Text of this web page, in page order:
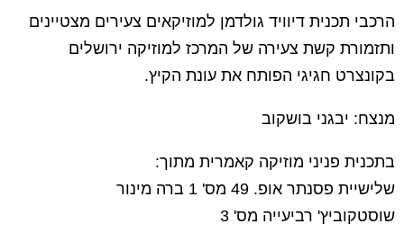
הרכבי תכנית דיוויד גולדמן למוזיקאים צעירים מצטיינים
ותזמורת קשת צעירה של המרכז למוזיקה ירושלים
בקונצרט חגיגי הפותח את עונת הקיץ.
מנצח: יבגני בושקוב
בתכנית פניני מוזיקה קאמרית מתוך:
שלישיית פסנתר אופ. 49 מס' 1 ברה מינור
שוסטקוביץ' רביעייה מס' 3